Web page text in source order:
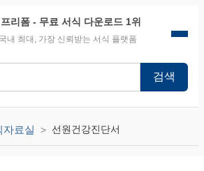
프리폼 - 무료 서식 다운로드 1위
국내 최대, 가장 신뢰받는 서식 플랫폼
검색
자료실 선원건강진단서